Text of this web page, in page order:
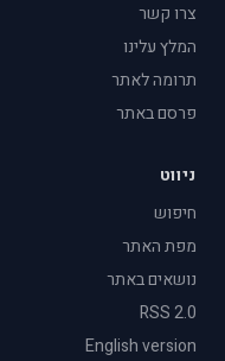
צרו קשר
המלץ עלינו
תרומה לאתר
פרסם באתר
ניווט
חיפוש
מפת האתר
נושאים באתר
RSS 2.0
English version